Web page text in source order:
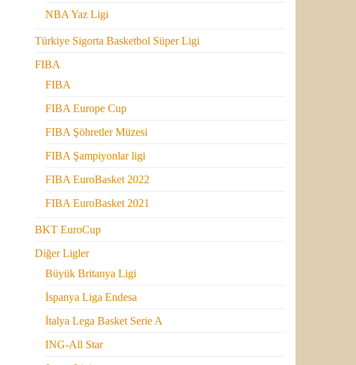
NBA Yaz Ligi
Türkiye Sigorta Basketbol Süper Ligi
FIBA
FIBA
FIBA Europe Cup
FIBA Şöhretler Müzesi
FIBA Şampiyonlar ligi
FIBA EuroBasket 2022
FIBA EuroBasket 2021
BKT EuroCup
Diğer Ligler
Büyük Britanya Ligi
İspanya Liga Endesa
İtalya Lega Basket Serie A
ING-All Star